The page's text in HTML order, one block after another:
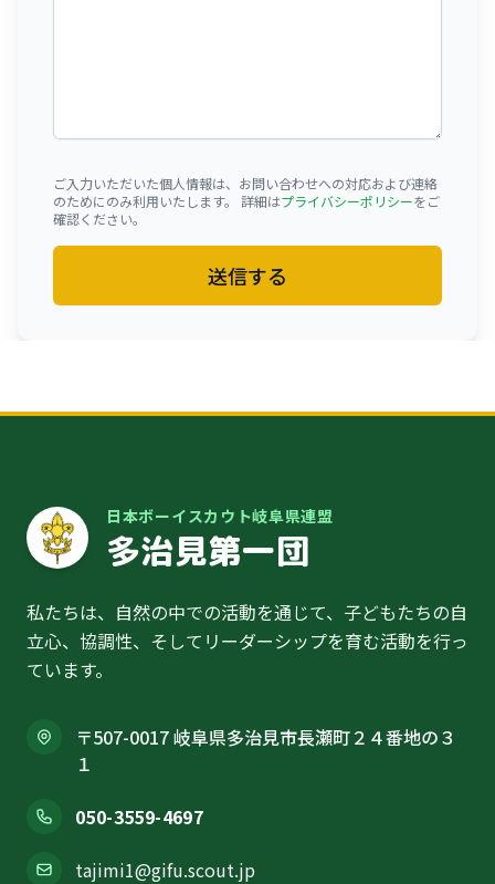
ご入力いただいた個人情報は、お問い合わせへの対応および連絡
のためにのみ利用いたします。 詳細はプライバシーポリシーをご
確認ください。
送信する
日本ボーイスカウト岐阜県連盟
多治見第一団
私たちは、自然の中での活動を通じて、子どもたちの自
立心、協調性、そしてリーダーシップを育む活動を行っ
ています。
〒507-0017 岐阜県多治見市長瀬町２４番地の３
１
050-3559-4697
tajimi1@gifu.scout.jp